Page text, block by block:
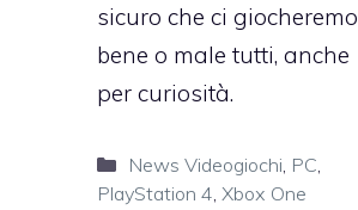
sicuro che ci giocheremo
bene o male tutti, anche
per curiosità.
Categorie
News Videogiochi PC
PlayStation 4 Xbox One